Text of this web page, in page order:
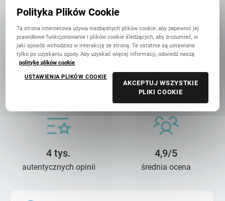
w Polsce
14 lat troski 90 mln+
wydrukowanych zdjęć
4 tys.
autentycznych opinii
4,9/5
średnia ocena
Polityka Plików Cookie
Ta strona internetowa używa niezbędnych plików cookie, aby zapewnić jej
prawidłowe funkcjonowanie i plików cookie śledzących, aby zrozumieć, w
jaki sposób wchodzisz w interakcję ze stroną. Te ostatnie są ustawiane
tylko po uzyskaniu zgody. Aby uzyskać więcej informacji, odwiedź naszą
politykę plików cookie
USTAWIENIA PLIKÓW COOKIE
AKCEPTUJ WSZYSTKIE
PLIKI COOKIE